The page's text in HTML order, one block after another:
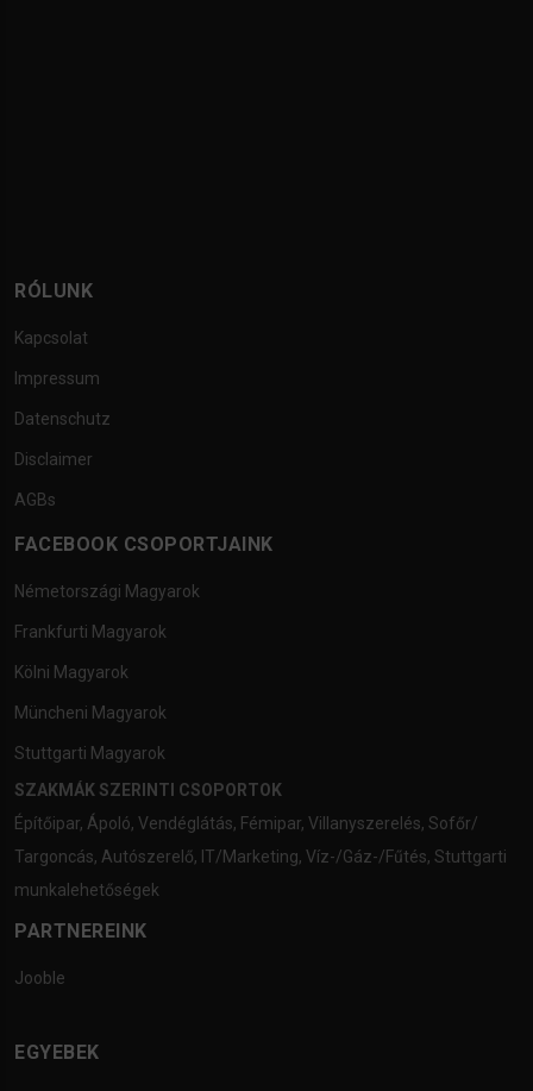
RÓLUNK
Kapcsolat
Impressum
Datenschutz
Disclaimer
AGBs
FACEBOOK CSOPORTJAINK
Németországi Magyarok
Frankfurti Magyarok
Kölni Magyarok
Müncheni Magyarok
Stuttgarti Magyarok
SZAKMÁK SZERINTI CSOPORTOK
Építőipar, Ápoló, Vendéglátás, Fémipar, Villanyszerelés, Sofőr/
Targoncás, Autószerelő, IT/Marketing, Víz-/Gáz-/Fűtés, Stuttgarti
munkalehetőségek
PARTNEREINK
Jooble
EGYEBEK